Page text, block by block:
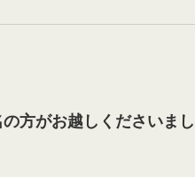
方がお越しくださいまし